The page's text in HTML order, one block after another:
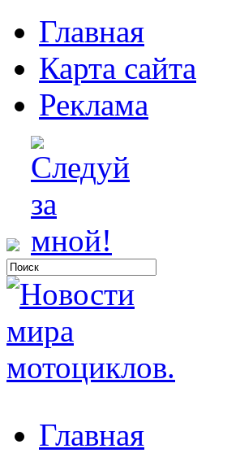
Главная
Карта сайта
Реклама
Главная